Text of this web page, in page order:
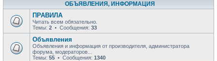
ОБЪЯВЛЕНИЯ, ИНФОРМАЦИЯ
ПРАВИЛА
Читать всем обязательно.
Темы: 2 • Сообщения: 33
Объявления
Объявления и информация от производителя, администратора
форума, модераторов...
Темы: 55 • Сообщения: 1340